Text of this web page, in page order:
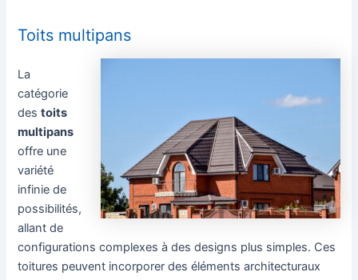
Toits multipans
La
catégorie
destoits
multipans
offre une
variété
infinie de
possibilités,
allant de
configurations complexes à des designs plus simples. Ces
toitures peuvent incorporer des éléments architecturaux